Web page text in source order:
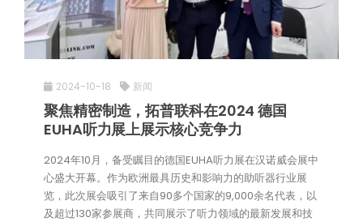
2024-10-18 新闻
聚焦精密制造，拓普联科在2024 德国
EUHA听力展上展示核心竞争力
2024年10月，备受瞩目的德国EUHA听力展在汉诺威会展中
心盛大开幕。作为欧洲最具历史和影响力的助听器行业展
览，此次展会吸引了来自90多个国家的9,000余名代表，以
及超过130家参展商，共同展示了听力领域的最新发展和技